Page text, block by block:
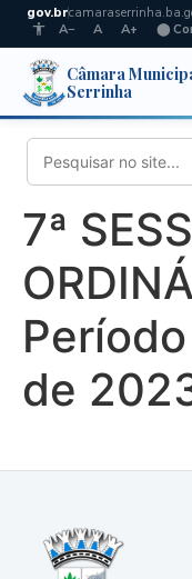
gov.br
A−
A A+ ⬤
Câmara
Serrinha
7ª
de